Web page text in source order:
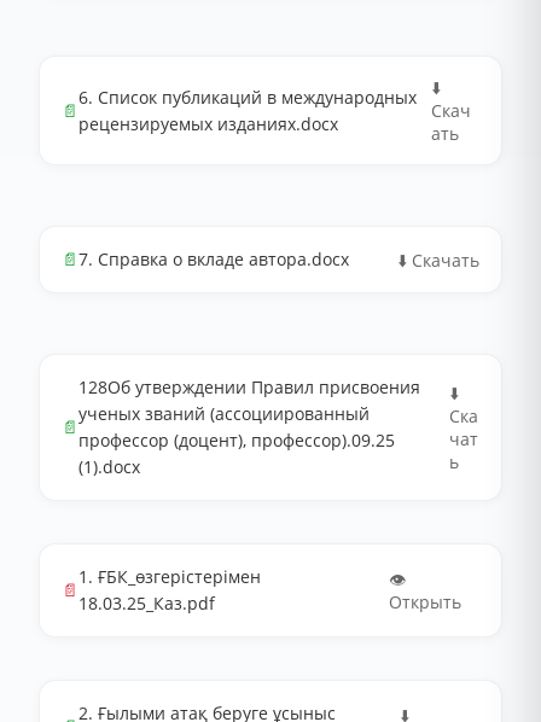
📄
6. Список публикаций в международных
рецензируемых изданиях.docx
⬇️
Скач
ать
📄7. Справка о вкладе автора.docx ⬇️ Скачать
📄
128Об утверждении Правил присвоения
ученых званий (ассоциированный
профессор (доцент), профессор).09.25
(1).docx
⬇️
Ска
чат
ь
📄
1. ҒБК_өзгерістерімен
18.03.25_Каз.pdf
👁️
Открыть
2. Ғылыми атақ беруге ұсыныс
⬇️